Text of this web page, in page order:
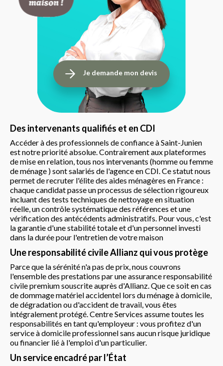
Je demande mon devis
Des intervenants qualifiés et en CDI
Accéder à des professionnels de confiance à Saint-Junien
est notre priorité absolue. Contrairement aux plateformes
de mise en relation, tous nos intervenants (homme ou femme
de ménage ) sont salariés de l'agence en CDI. Ce statut nous
permet de recruter l'élite des aides ménagères en France :
chaque candidat passe un processus de sélection rigoureux
incluant des tests techniques de nettoyage en situation
réelle, un contrôle systématique des références et une
vérification des antécédents administratifs. Pour vous, c'est
la garantie d'une stabilité totale et d'un personnel investi
dans la durée pour l'entretien de votre maison
Une responsabilité civile Allianz qui vous protège
Parce que la sérénité n'a pas de prix, nous couvrons
l'ensemble des prestations par une assurance responsabilité
civile premium souscrite auprès d'Allianz. Que ce soit en cas
de dommage matériel accidentel lors du ménage à domicile,
de dégradation ou d'accident de travail, vous êtes
intégralement protégé. Centre Services assume toutes les
responsabilités en tant qu'employeur : vous profitez d'un
service à domicile professionnel sans aucun risque juridique
ou financier lié à l'emploi d'un particulier.
Un service encadré par l’État